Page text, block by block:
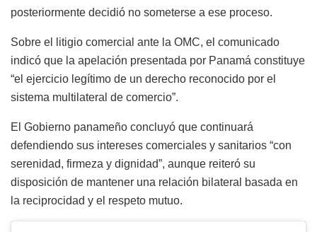
posteriormente decidió no someterse a ese proceso.
Sobre el litigio comercial ante la OMC, el comunicado
indicó que la apelación presentada por Panamá constituye
“el ejercicio legítimo de un derecho reconocido por el
sistema multilateral de comercio”.
El Gobierno panameño concluyó que continuará
defendiendo sus intereses comerciales y sanitarios “con
serenidad, firmeza y dignidad”, aunque reiteró su
disposición de mantener una relación bilateral basada en
la reciprocidad y el respeto mutuo.